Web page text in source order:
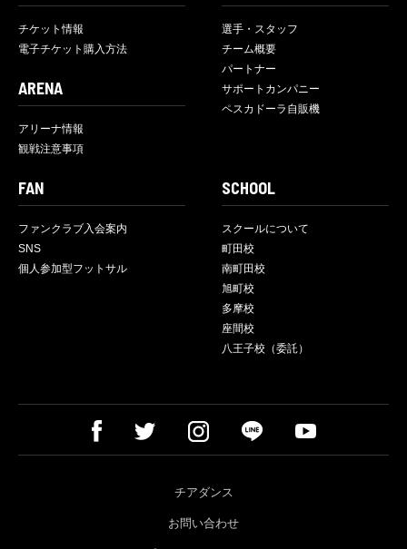
チケット情報
電子チケット購入方法
ARENA
アリーナ情報
観戦注意事項
選手・スタッフ
チーム概要
パートナー
サポートカンパニー
ペスカドーラ自販機
FAN
ファンクラブ入会案内
SNS
個人参加型フットサル
SCHOOL
スクールについて
町田校
南町田校
旭町校
多摩校
座間校
八王子校（委託）
チアダンス
お問い合わせ